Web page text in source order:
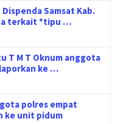
Samsat Kab.
terkait *tipu …
T M T Oknum anggota
ke …
polres empat
ke unit pidum